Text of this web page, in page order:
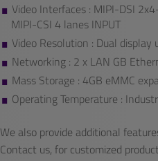
Video Interfaces : MIPI-DSI
MIPI-CSI 4 lanes INPUT
Video Resolution : Dual
Networking : 2 x LAN GB
Mass Storage : 4GB eMMC
Operating Temperature :
We also provide additional
Contact us, for customized